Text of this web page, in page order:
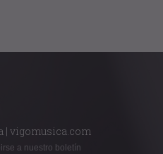
| vigomusica.com
a nuestro boletín